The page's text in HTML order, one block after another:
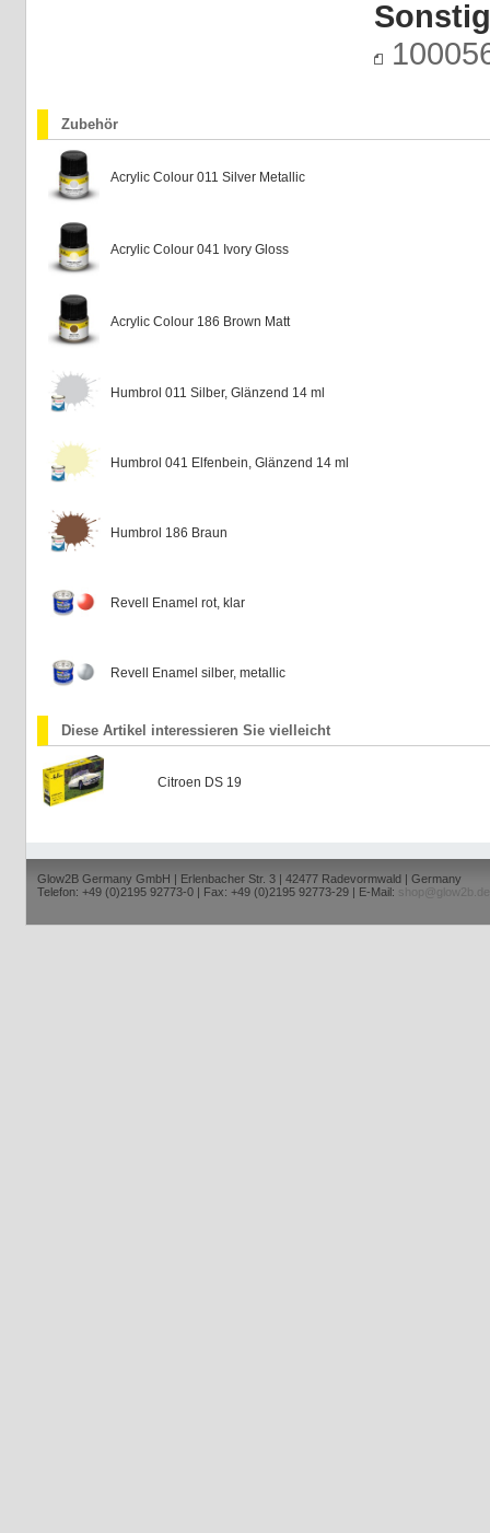
Zubehör
Acrylic Colour 011 Silver Metallic
Acrylic Colour 041 Ivory Gloss
Acrylic Colour 186 Brown Matt
Humbrol 011 Silber, Glänzend 14 ml
Humbrol 041 Elfenbein, Glänzend 14 ml
Humbrol 186 Braun
Revell Enamel rot, klar
Revell Enamel silber, metallic
Diese Artikel interessieren Sie vielleicht
Citroen DS 19
Glow2B Germany GmbH | Erlenbacher Str. 3 | 42477 Radevormwald | Germany
Telefon: +49 (0)2195 92773-0 | Fax: +49 (0)2195 92773-29 | E-Mail:
shop@glow2b.de